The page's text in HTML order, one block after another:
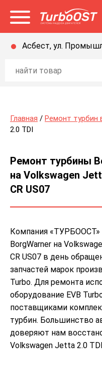
Открыть меню
Асбест, ул.
Главная / Ремонт турбин
2.0 TDI
Ремонт турбины
на Volkswagen
CR US07
Компания «ТУРБООСТ»
BorgWarner на
CR US07 в день
запчастей марок
Turbo. Для ремонта
оборудование EVB
поставщиками
турбин. Большинство
доверяют нам
Volkswagen Jetta 2.0